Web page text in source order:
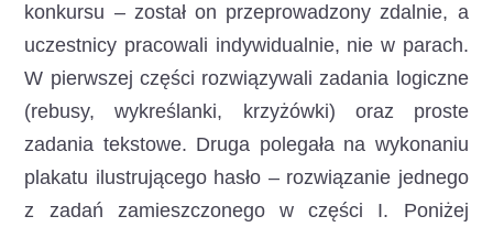
konkursu – został on przeprowadzony zdalnie, a
uczestnicy pracowali indywidualnie, nie w parach.
W pierwszej części rozwiązywali zadania logiczne
(rebusy, wykreślanki, krzyżówki) oraz proste
zadania tekstowe. Druga polegała na wykonaniu
plakatu ilustrującego hasło – rozwiązanie jednego
z zadań zamieszczonego w części I. Poniżej